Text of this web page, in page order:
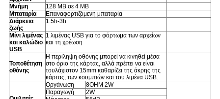
Μνήμη
128 ΜΒ σε 4 ΜΒ
Μπαταρία
Επαναφορτιζόμενη μπαταρία
Διάρκεια
ζωής
1.5h-3h
Μίνι λιμένας
και καλώδιο
USB
1 λιμένας USB για το φόρτωμα των αρχείων
και τη χρέωση
Τοποθέτηση
οθόνης
Η περίληψη οθόνης μπορεί να κινηθεί μέσα
στο όριο της κάρτας, αλλά πρέπει να είναι
τουλάχιστον 15mm καθαρίζει της άκρης της
κάρτας, των κουμπιών και του λιμένα USB.
Οργάνωση
8OHM 2W
Παραγωγή
2W